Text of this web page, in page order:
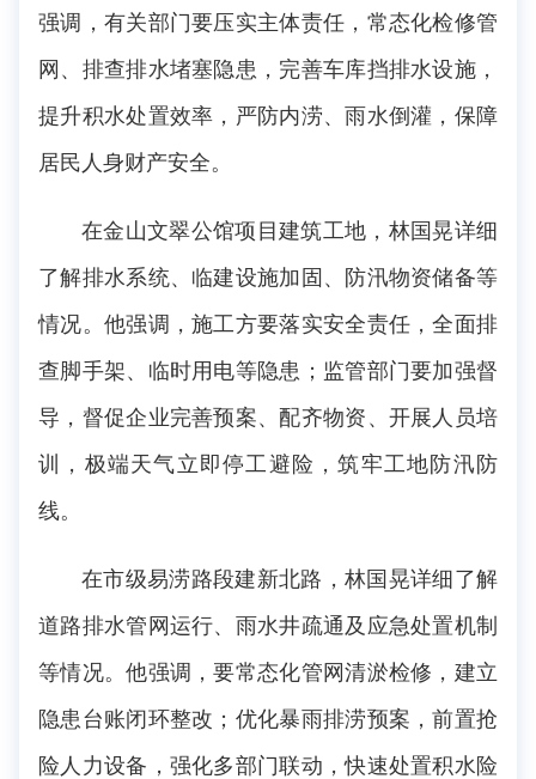
强调，有关部门要压实主体责任，常态化检修管
网、排查排水堵塞隐患，完善车库挡排水设施，
提升积水处置效率，严防内涝、雨水倒灌，保障
居民人身财产安全。
在金山文翠公馆项目建筑工地，林国晃详细
了解排水系统、临建设施加固、防汛物资储备等
情况。他强调，施工方要落实安全责任，全面排
查脚手架、临时用电等隐患；监管部门要加强督
导，督促企业完善预案、配齐物资、开展人员培
训，极端天气立即停工避险，筑牢工地防汛防
线。
在市级易涝路段建新北路，林国晃详细了解
道路排水管网运行、雨水井疏通及应急处置机制
等情况。他强调，要常态化管网清淤检修，建立
隐患台账闭环整改；优化暴雨排涝预案，前置抢
险人力设备，强化多部门联动，快速处置积水险